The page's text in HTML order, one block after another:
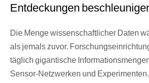
Entdeckungen
Die Menge wissenschaftlicher Daten
als jemals zuvor.
täglich gigantische
Sensor-Netzwerken und Experimenten.